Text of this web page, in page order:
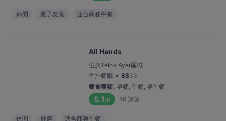
休閒 親子友善 適合商務午餐
All Hands
位於Telok Ayer區域
牛排餐廳 • $$$$
餐食種類: 早餐, 午餐, 早午餐
5.1 /6 86 評論
休閒 舒適 適合商務午餐